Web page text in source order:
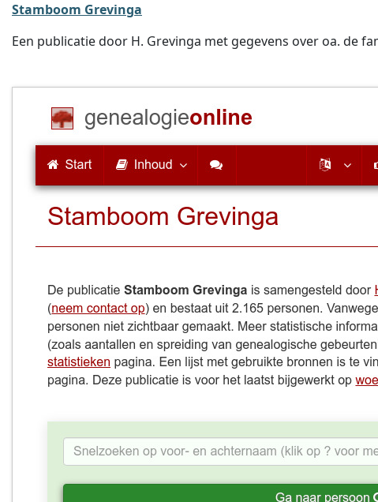
Stamboom Grevinga
Een publicatie door H. Grevinga met gegevens over oa. de